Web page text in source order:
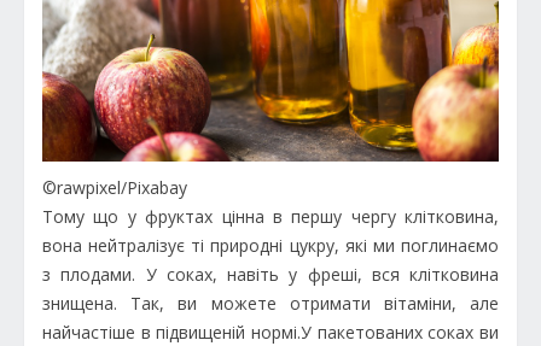
©rawpixel/Pixabay
Тому що у фруктах цінна в першу чергу клітковина,
вона нейтралізує ті природні цукру, які ми поглинаємо
з плодами. У соках, навіть у фреші, вся клітковина
знищена. Так, ви можете отримати вітаміни, але
найчастіше в підвищеній нормі.У пакетованих соках ви